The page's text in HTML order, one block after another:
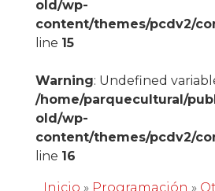
old/wp-
content/themes/pcdv2/
line 15
Warning: Undefined
/home/parquecultural/
old/wp-
content/themes/pcdv2/
line 16
Inicio » Programación »